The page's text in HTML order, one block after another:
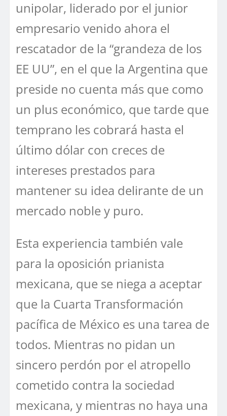
unipolar, liderado por el junior
empresario venido ahora el
rescatador de la “grandeza de los
EE UU”, en el que la Argentina que
preside no cuenta más que como
un plus económico, que tarde que
temprano les cobrará hasta el
último dólar con creces de
intereses prestados para
mantener su idea delirante de un
mercado noble y puro.
Esta experiencia también vale
para la oposición prianista
mexicana, que se niega a aceptar
que la Cuarta Transformación
pacífica de México es una tarea de
todos. Mientras no pidan un
sincero perdón por el atropello
cometido contra la sociedad
mexicana, y mientras no haya una